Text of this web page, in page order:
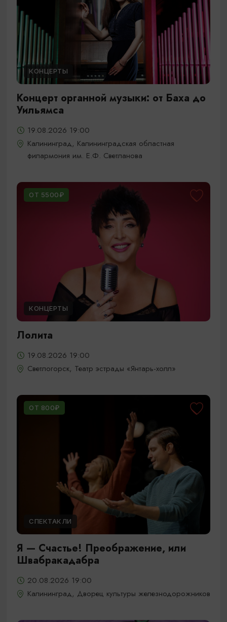
КОНЦЕРТЫ
Концерт органной музыки: от Баха до
Уильямса
19.08.2026 19:00
Калининград, Калининградская областная
филармония им. Е.Ф. Светланова
ОТ 5500₽
КОНЦЕРТЫ
Лолита
19.08.2026 19:00
Светлогорск, Театр эстрады «Янтарь-холл»
ОТ 800₽
СПЕКТАКЛИ
Я — Счастье! Преображение, или
Швабракадабра
20.08.2026 19:00
Калининград, Дворец культуры железнодорожников